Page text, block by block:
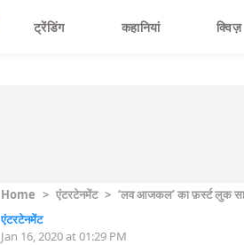
ट्रेंडिंग कहानियां क्विज़
Home > एंटरटेनमेंट > ‘लव आजकल’ का फ़र्स्ट लुक
एंटरटेनमेंट
Jan 16, 2020 at 01:29 PM